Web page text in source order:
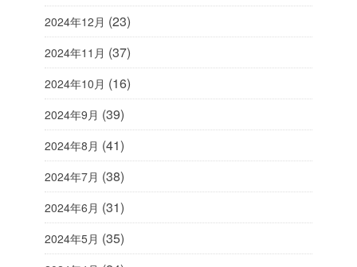
2024年12月 (23)
2024年11月 (37)
2024年10月 (16)
2024年9月 (39)
2024年8月 (41)
2024年7月 (38)
2024年6月 (31)
2024年5月 (35)